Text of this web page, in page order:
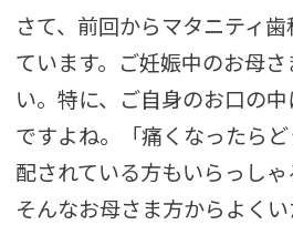
さて、前回からマタニティ
ています。ご妊娠中のお母
い。特に、ご自身のお口の
ですよね。「痛くなったら
配されている方もいらっしゃ
そんなお母さま方からよく